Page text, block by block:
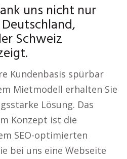
uns nicht nur
Schweiz
Kundenbasis spürbar
Mietmodell erhalten Sie
Lösung. Das
Konzept ist die
SEO-optimierten
bei uns eine Webseite